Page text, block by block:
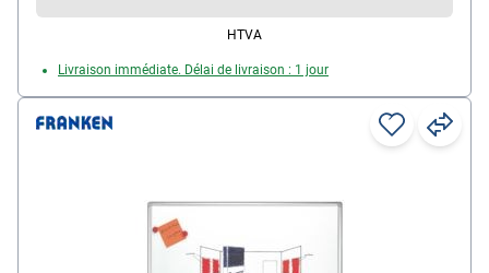
HTVA
Livraison immédiate. Délai de livraison : 1 jour